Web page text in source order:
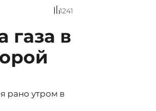
1241
газа в
рано утром в